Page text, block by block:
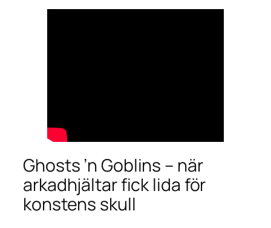
Ghosts ’n Goblins – när
arkadhjältar fick lida för
konstens skull